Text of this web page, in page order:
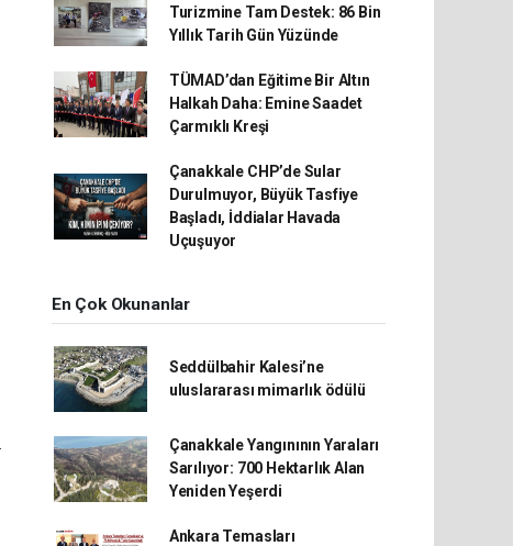
Turizmine Tam Destek: 86 Bin
Yıllık Tarih Gün Yüzünde
TÜMAD’dan Eğitime Bir Altın
Halkah Daha: Emine Saadet
Çarmıklı Kreşi
Çanakkale CHP’de Sular
Durulmuyor, Büyük Tasfiye
Başladı, İddialar Havada
Uçuşuyor
En Çok Okunanlar
Seddülbahir Kalesi’ne
uluslararası mimarlık ödülü
Çanakkale Yangınının Yaraları
Sarılıyor: 700 Hektarlık Alan
Yeniden Yeşerdi
Ankara Temasları